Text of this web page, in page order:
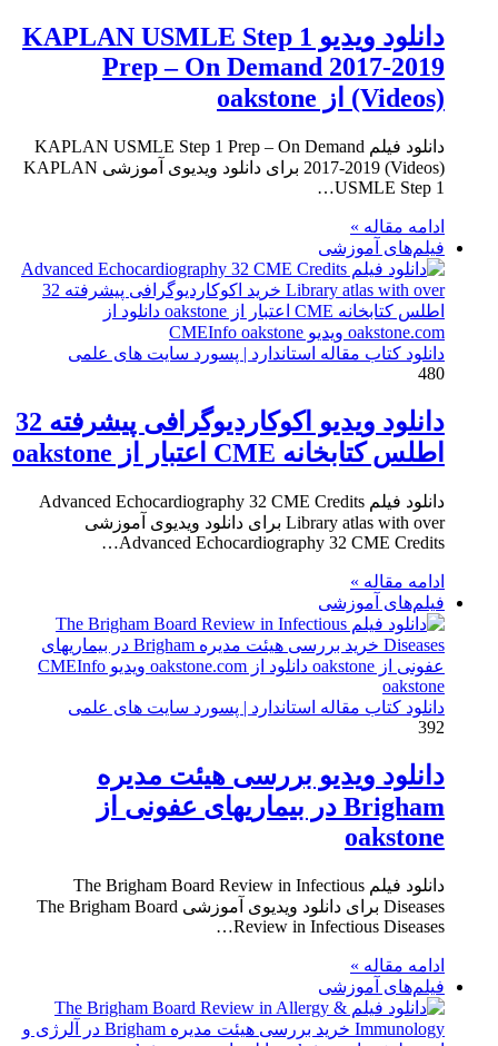
دانلود ویدیو KAPLAN USMLE Step 1
Prep – On Demand 2017-2019
(Videos) از oakstone
دانلود فیلم KAPLAN USMLE Step 1 Prep – On Demand
2017-2019 (Videos) برای دانلود ویدیوی آموزشی KAPLAN
USMLE Step 1…
ادامه مقاله »
فیلم‌های آموزشی
دانلود کتاب مقاله استاندارد | پسورد سایت های علمی
480
دانلود ویدیو اکوکاردیوگرافی پیشرفته 32
اطلس کتابخانه CME اعتبار از oakstone
دانلود فیلم Advanced Echocardiography 32 CME Credits
Library atlas with over برای دانلود ویدیوی آموزشی
Advanced Echocardiography 32 CME Credits…
ادامه مقاله »
فیلم‌های آموزشی
دانلود کتاب مقاله استاندارد | پسورد سایت های علمی
392
دانلود ویدیو بررسی هیئت مدیره
Brigham در بیماریهای عفونی از
oakstone
دانلود فیلم The Brigham Board Review in Infectious
Diseases برای دانلود ویدیوی آموزشی The Brigham Board
Review in Infectious Diseases…
ادامه مقاله »
فیلم‌های آموزشی